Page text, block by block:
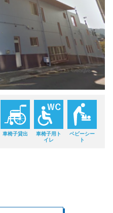
車椅子貸出
車椅子用ト
イレ
ベビーシー
ト